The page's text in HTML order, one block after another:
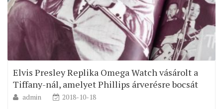
Elvis Presley Replika Omega Watch vásárolt a
Tiffany-nál, amelyet Phillips árverésre bocsát
admin
2018-10-18